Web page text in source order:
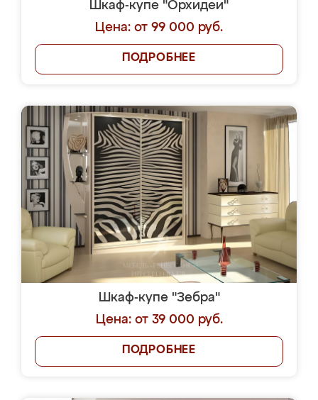
Шкаф-купе "Орхидеи"
Цена: от 99 000 руб.
ПОДРОБНЕЕ
Шкаф-купе "Зебра"
Цена: от 39 000 руб.
ПОДРОБНЕЕ